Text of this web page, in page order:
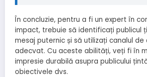
În concluzie, pentru a fi un expert în
impact, trebuie să identificați publicul
mesaj puternic și să utilizați canalul de
adecvat. Cu aceste abilități, veți fi în
impresie durabilă asupra publicului
obiectivele dvs.